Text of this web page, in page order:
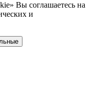
Вы соглашаетесь на
и